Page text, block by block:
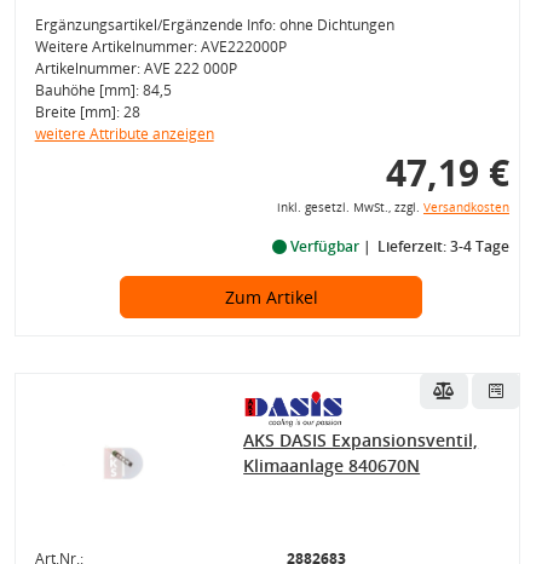
Ergänzungsartikel/Ergänzende Info: ohne Dichtungen
Weitere Artikelnummer: AVE222000P
Artikelnummer: AVE 222 000P
Bauhöhe [mm]: 84,5
Breite [mm]: 28
weitere Attribute anzeigen
47,19 €
inkl. gesetzl. MwSt., zzgl. Versandkosten
Verfügbar Lieferzeit: 3-4 Tage
Zum Artikel
AKS DASIS Expansionsventil,
Klimaanlage 840670N
Art.Nr.: 2882683